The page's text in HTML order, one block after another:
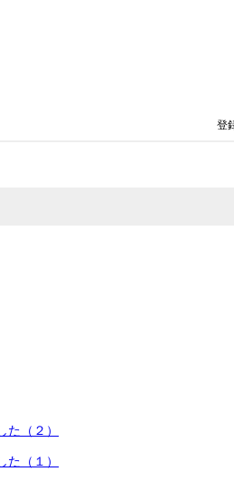
登
（２）
（１）